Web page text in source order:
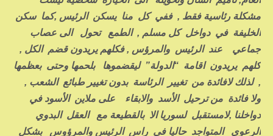
مشكلة رئاسية فقط , ففي كل منا يسكن الرئيس ,كما سكن
الخليفة في دواخل كل مسلم , الطمع تحول الى عصاب
جماعي عند الرئيس والمرؤس , فكلهم يريدون قضم الكل ,
كلهم يريدون اقامة “الدولة” ليقضموها بلحمها وحتى بعظمها
, لذلك لافائدة من تغيير الرئاسة بدون تغيير طبائع الشعب ,
ولا فائدة من ترحيل الأسد والابقاء على ملاين الأسود في
دواخلنا ,لامستقبل لسوريا الا بالقطيعة مع العقل البدوي
الرعوي المتواجد حاليا في راس الرئيس والمرؤوس بشكل